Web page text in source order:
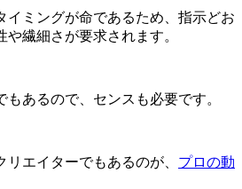
イミングが命であるため、指示どお
繊細さが要求されます。
あるので、センスも必要です。
エイターでもあるのが、 プロの動